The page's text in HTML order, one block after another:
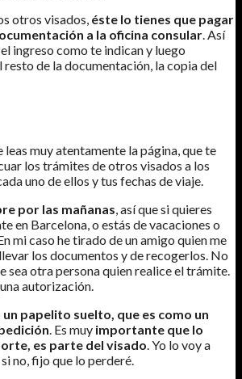
otros visados, éste lo tienes que pagar
a la oficina consular. Así
ingreso como te indican y luego
de la documentación, la copia del
leas muy atentamente la página, que te
los trámites de otros visados a los
uno de ellos y tus fechas de viaje.
por las mañanas , así que si quieres
en Barcelona, o estás de vacaciones o
mi caso he tirado de un amigo quien me
los documentos y de recogerlos. No
sea otra persona quien realice el trámite.
autorización.
un papelito suelto, que es como un
. Es muy importante que lo
es parte del visado . Yo lo voy a
no, fijo que lo perderé.